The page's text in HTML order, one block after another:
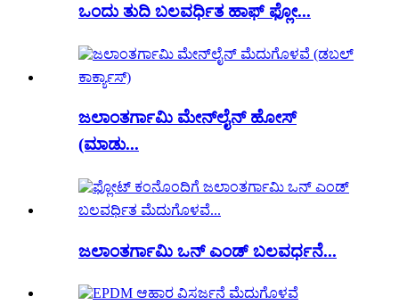
ಒಂದು ತುದಿ ಬಲವರ್ಧಿತ ಹಾಫ್ ಫ್ಲೋ...
ಜಲಾಂತರ್ಗಾಮಿ ಮೇನ್‌ಲೈನ್ ಹೋಸ್
(ಮಾಡು...
ಜಲಾಂತರ್ಗಾಮಿ ಒನ್ ಎಂಡ್ ಬಲವರ್ಧನೆ...